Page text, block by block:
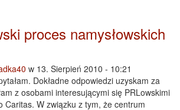
proces namysłowskich
w 13. Sierpień 2010 - 10:21
Dokładne odpowiedzi uzyskam za
z osobami interesującymi się PRLowskimi
Caritas. W związku z tym, że centrum